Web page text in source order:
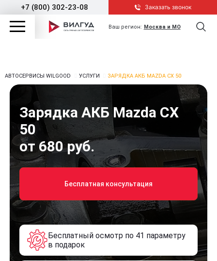
+7 (800) 302-23-08 Заказать звонок
Ваш регион: Москва и МО
АВТОСЕРВИСЫ WILGOOD УСЛУГИ ЗАРЯДКА АКБ MAZDA CX 50
Зарядка АКБ Mazda CX
50
от 680 руб.
Бесплатная консультация
Бесплатный осмотр по 41 параметру
в подарок